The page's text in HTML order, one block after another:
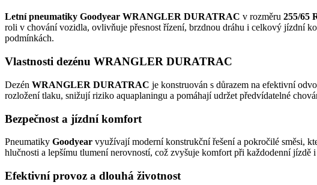
Letní pneumatiky Goodyear WRANGLER DURATRAC v rozměru 255/65
roli v chování vozidla, ovlivňuje přesnost řízení, brzdnou dráhu i celkový jízdní
podmínkách.
Vlastnosti dezénu WRANGLER DURATRAC
Dezén WRANGLER DURATRAC je konstruován s důrazem na efektivní
rozložení tlaku, snižují riziko aquaplaningu a pomáhají udržet předvídatelné
Bezpečnost a jízdní komfort
Pneumatiky Goodyear využívají moderní konstrukční řešení a pokročilé směsi,
hlučnosti a lepšímu tlumení nerovností, což zvyšuje komfort při každodenní jízdě i
Efektivní provoz a dlouhá životnost